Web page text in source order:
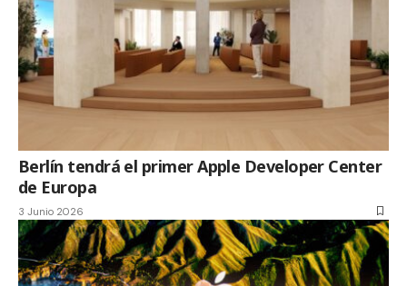
Berlín tendrá el primer Apple Developer Center
de Europa
3 Junio 2026